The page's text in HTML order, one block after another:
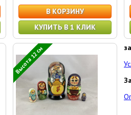
В КОРЗИНУ
КУПИТЬ В 1 КЛИК
Высота 12 см